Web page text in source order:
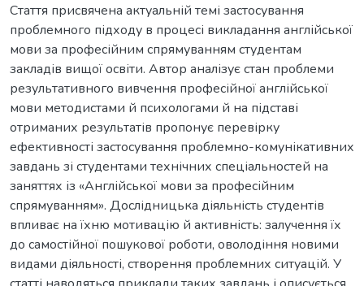
Стаття присвячена актуальній темі застосування
проблемного підходу в процесі викладання англійської
мови за професійним спрямуванням студентам
закладів вищої освіти. Автор аналізує стан проблеми
результативного вивчення професійної англійської
мови методистами й психологами й на підставі
отриманих результатів пропонує перевірку
ефективності застосування проблемно-комунікативних
завдань зі студентами технічних спеціальностей на
заняттях із «Англійської мови за професійним
спрямуванням». Дослідницька діяльність студентів
впливає на їхню мотивацію й активність: залучення їх
до самостійної пошукової роботи, оволодіння новими
видами діяльності, створення проблемних ситуацій. У